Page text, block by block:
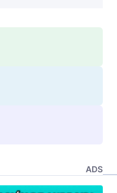
ADS